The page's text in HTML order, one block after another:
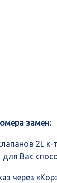
замен:
2L к-
Вас
через